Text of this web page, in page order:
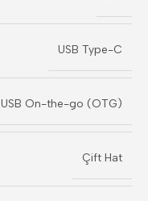
USB Type-C
USB On-the-go (OTG)
Çift Hat